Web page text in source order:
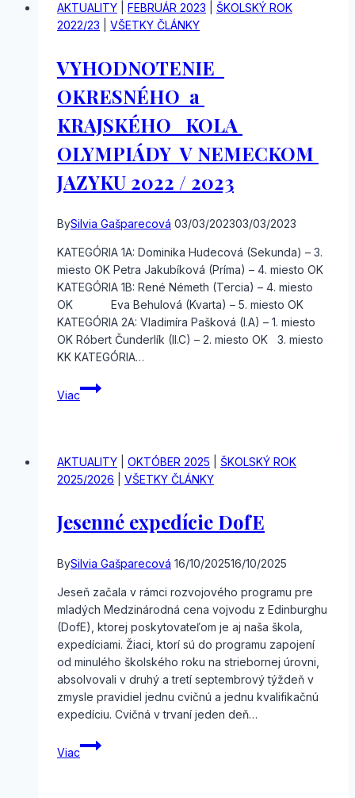
AKTUALITY FEBRUÁR 2023
ŠKOLSKÝ ROK
2022/23
VŠETKY ČLÁNKY
VYHODNOTENIE
OKRESNÉHO a
KRAJSKÉHO KOLA
OLYMPIÁDY V NEMECKOM
JAZYKU 2022 / 2023
BySilvia Gašparecová 03/03/202303/03/2023
KATEGÓRIA 1A: Dominika Hudecová (Sekunda) – 3.
miesto OK Petra Jakubíková (Príma) – 4. miesto OK
KATEGÓRIA 1B: René Németh (Tercia) – 4. miesto
OK Eva Behulová (Kvarta) – 5. miesto OK
KATEGÓRIA 2A: Vladimíra Pašková (I.A) – 1. miesto
OK Róbert Čunderlík (II.C) – 2. miesto OK 3. miesto
KK KATEGÓRIA…
Viac
VYHODNOTENIE
OKRESNÉHO
KOLA
OLYMPIÁDY
V NEMECKOM
2022
2023
AKTUALITY OKTÓBER 2025
ŠKOLSKÝ ROK
2025/2026
VŠETKY ČLÁNKY
Jesenné expedície DofE
BySilvia Gašparecová 16/10/202516/10/2025
Jeseň začala v rámci rozvojového programu pre
mladých Medzinárodná cena vojvodu z Edinburghu
(DofE), ktorej poskytovateľom je aj naša škola,
expedíciami. Žiaci, ktorí sú do programu zapojení
od minulého školského roku na striebornej úrovni,
absolvovali v druhý a tretí septembrový týždeň v
zmysle pravidiel jednu cvičnú a jednu kvalifikačnú
expedíciu. Cvičná v trvaní jeden deň…
Viac
Jesenné
expedície